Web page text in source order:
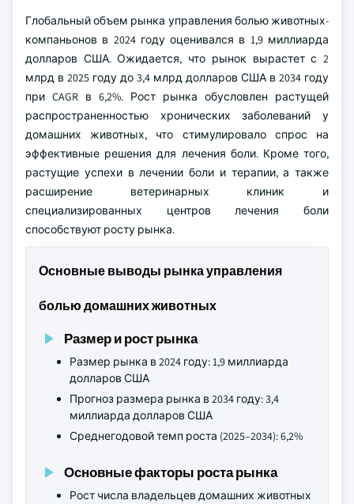
Глобальный объем рынка управления болью животных-
компаньонов в 2024 году оценивался в 1,9 миллиарда
долларов США. Ожидается, что рынок вырастет с 2
млрд в 2025 году до 3,4 млрд долларов США в 2034 году
при CAGR в 6,2%. Рост рынка обусловлен растущей
распространенностью хронических заболеваний у
домашних животных, что стимулировало спрос на
эффективные решения для лечения боли. Кроме того,
растущие успехи в лечении боли и терапии, а также
расширение ветеринарных клиник и
специализированных центров лечения боли
способствуют росту рынка.
Основные выводы рынка управления
болью домашних животных
Размер и рост рынка
Размер рынка в 2024 году: 1,9 миллиарда
долларов США
Прогноз размера рынка в 2034 году: 3,4
миллиарда долларов США
Среднегодовой темп роста (2025–2034): 6,2%
Основные факторы роста рынка
Рост числа владельцев домашних животных